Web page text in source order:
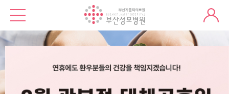
복음적 사랑을